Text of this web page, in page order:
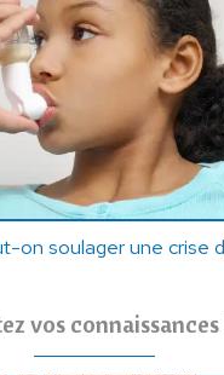
on soulager une crise
vos connaissances